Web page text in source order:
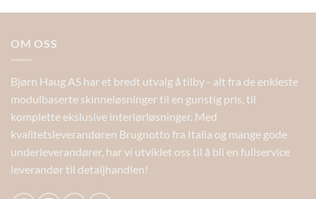
OM OSS
Bjørn Haug AS har et bredt utvalg å tilby - alt fra de enkleste
modulbaserte skinneløsninger til en gunstig pris, til
komplette ekslusive interiørløsninger. Med
kvalitetsleverandøren Brugnotto fra Italia og mange gode
underleverandører, har vi utviklet oss til å bli en fullservice
leverandør til detaljhandlen!